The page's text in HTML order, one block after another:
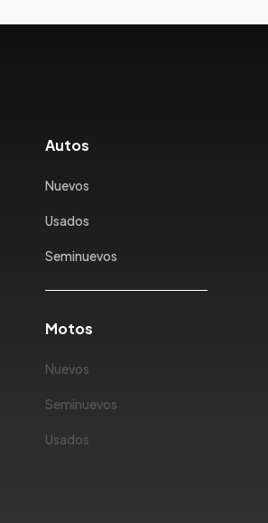
Autos
Nuevos
Usados
Seminuevos
Motos
Nuevos
Seminuevos
Usados